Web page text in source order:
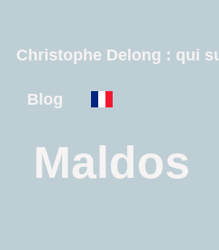
Christophe Delong : qui
Blog
Maldos